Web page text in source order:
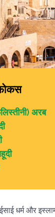
अरब
धर्म और